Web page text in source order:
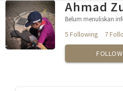
Ahmad
Belum menuliskan
5 Following 7
FOLLOW